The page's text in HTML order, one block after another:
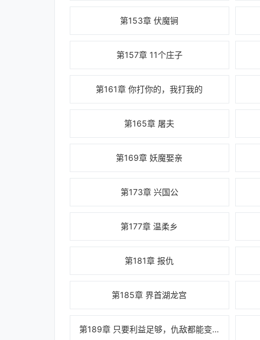
第153章 伏魔锏
第157章 11个庄子
第161章 你打你的，我打我的
第165章 屠夫
第169章 妖魔娶亲
第173章 兴国公
第177章 温柔乡
第181章 报仇
第185章 界首湖龙宫
第189章 只要利益足够，仇敌都能变兄弟